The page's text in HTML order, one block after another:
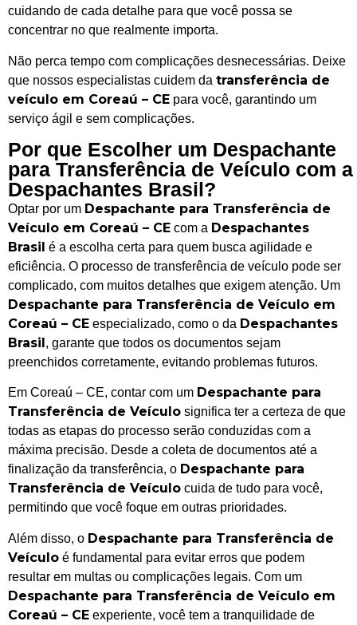
cuidando de cada detalhe para que você possa se
concentrar no que realmente importa.
Não perca tempo com complicações desnecessárias. Deixe
que nossos especialistas cuidem da transferência de
veículo em Coreaú – CE para você, garantindo um
serviço ágil e sem complicações.
Por que Escolher um Despachante
para Transferência de Veículo com a
Despachantes Brasil?
Optar por um Despachante para Transferência de
Veículo em Coreaú – CE com a Despachantes
Brasil é a escolha certa para quem busca agilidade e
eficiência. O processo de transferência de veículo pode ser
complicado, com muitos detalhes que exigem atenção. Um
Despachante para Transferência de Veículo em
Coreaú – CE especializado, como o da Despachantes
Brasil, garante que todos os documentos sejam
preenchidos corretamente, evitando problemas futuros.
Em Coreaú – CE, contar com um Despachante para
Transferência de Veículo significa ter a certeza de que
todas as etapas do processo serão conduzidas com a
máxima precisão. Desde a coleta de documentos até a
finalização da transferência, o Despachante para
Transferência de Veículo cuida de tudo para você,
permitindo que você foque em outras prioridades.
Além disso, o Despachante para Transferência de
Veículo é fundamental para evitar erros que podem
resultar em multas ou complicações legais. Com um
Despachante para Transferência de Veículo em
Coreaú – CE experiente, você tem a tranquilidade de